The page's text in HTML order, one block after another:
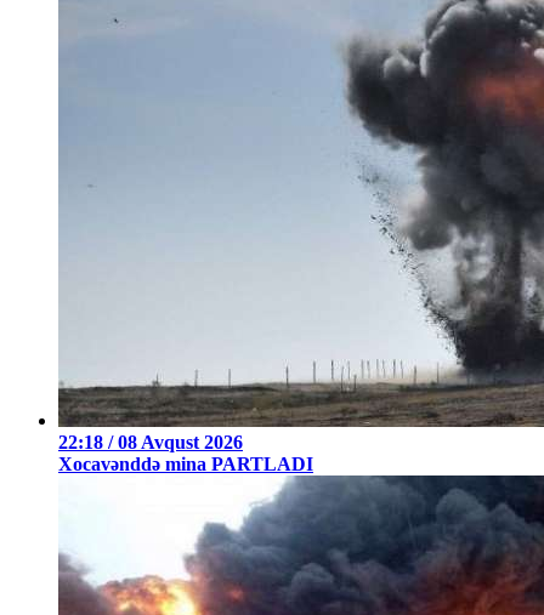
22:18 / 08 Avqust 2026
Xocavənddə mina PARTLADI